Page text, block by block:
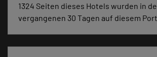
1324 Seiten dieses Hotels wurden in
vergangenen 30 Tagen auf diesem